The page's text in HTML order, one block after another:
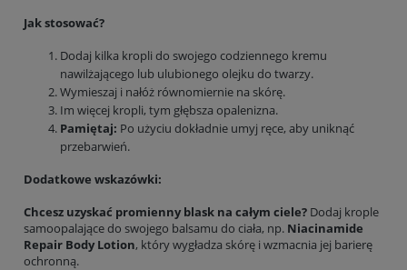
Jak stosować?
Dodaj kilka kropli do swojego codziennego kremu
nawilżającego lub ulubionego olejku do twarzy.
Wymieszaj i nałóż równomiernie na skórę.
Im więcej kropli, tym głębsza opalenizna.
Pamiętaj: Po użyciu dokładnie umyj ręce, aby uniknąć
przebarwień.
Dodatkowe wskazówki:
Chcesz uzyskać promienny blask na całym ciele? Dodaj krople
samoopalające do swojego balsamu do ciała, np. Niacinamide
Repair Body Lotion, który wygładza skórę i wzmacnia jej barierę
ochronną.